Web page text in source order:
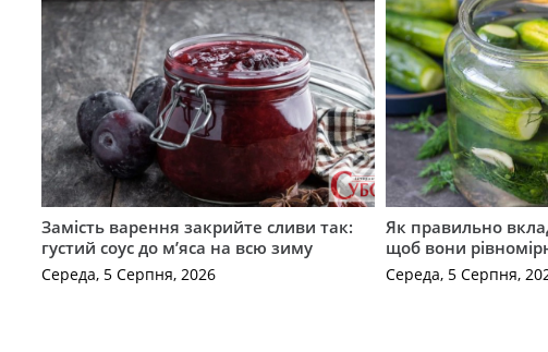
Замість варення закрийте сливи так:
густий соус до м’яса на всю зиму
Середа, 5 Серпня, 2026
Як правильно
щоб вони
Середа, 5 Серпня,